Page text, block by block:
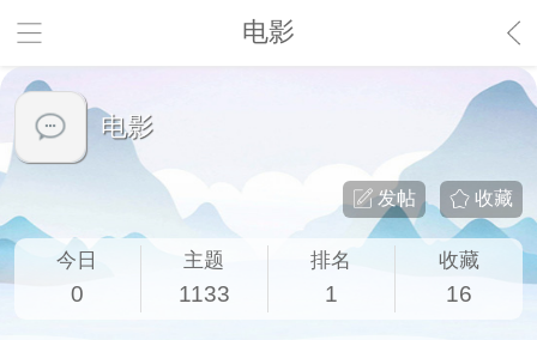
电影
电影
收藏
发帖
今日
0
主题
1133
排名
1
收藏
16